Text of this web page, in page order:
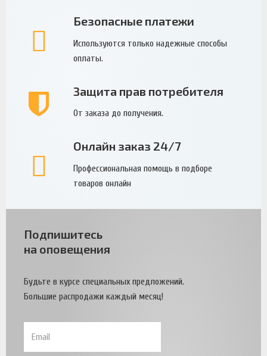
Безопасные платежи
Используются только надежные способы
оплаты.
Защита прав потребителя
От заказа до получения.
Онлайн заказ 24/7
Профессиональная помощь в подборе
товаров онлайн
Подпишитесь
на оповещения
Будьте в курсе специальных предложений.
Большие распродажи каждый месяц!